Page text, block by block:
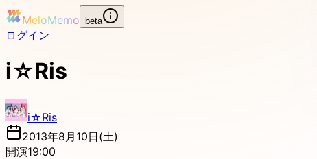
MeloMemo beta
ログイン
i☆Ris
i☆Ris
2013年8月10日(土)
開演19:00